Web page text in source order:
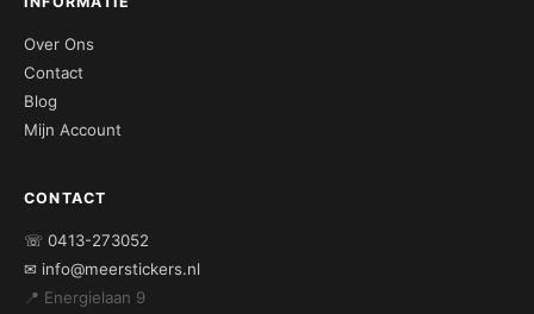
Over Ons
Contact
Blog
Mijn Account
CONTACT
☏ 0413-273052
✉ info@meerstickers.nl
📍 Energielaan 9